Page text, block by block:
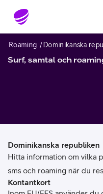
Gå till sidans innehåll
Roaming Dominikanska
Surf, samtal och
Dominikanska republiken
Hitta information om vilka
sms och roaming när du
Kontantkort